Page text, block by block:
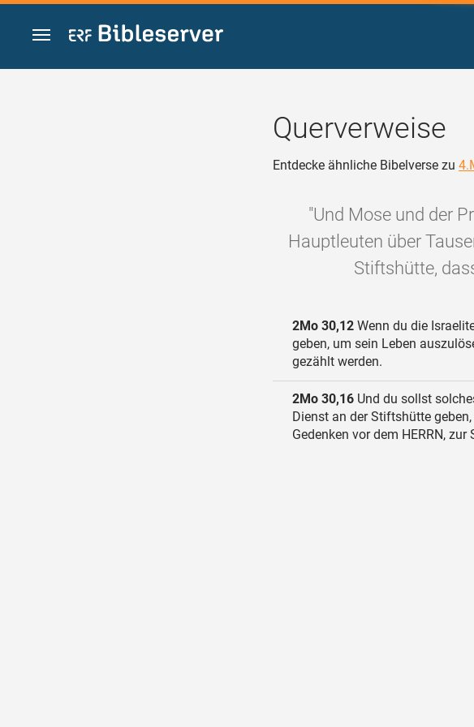
Zum Inhalt springen
Querverweise
Entdecke ähnliche Bibelverse zu
"Und Mose und der
Hauptleuten über
Stiftshütte,
2Mo 30,12 Wenn du die
geben, um sein Leben
gezählt werden.
2Mo 30,16 Und du sollst
Dienst an der Stiftshütte
Gedenken vor dem HERRN,